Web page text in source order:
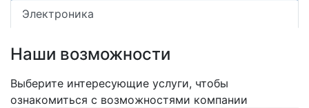
Электроника
Наши возможности
Выберите интересующие услуги, чтобы
ознакомиться с возможностями компании